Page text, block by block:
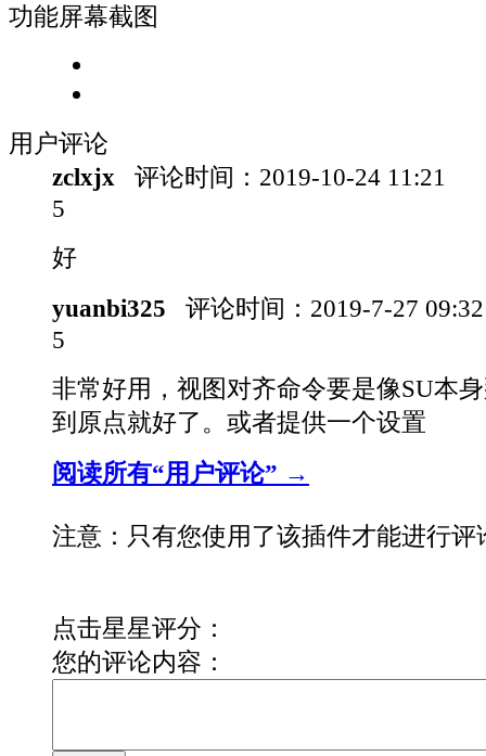
功能屏幕截图
用户评论
zclxjx
评论时间： 2019-10-24 11:21
5
好
yuanbi325
评论时间： 2019-7-27
5
非常好用，视图对齐命令要是像SU本
到原点就好了。或者提供一个设置
阅读所有“用户评论” →
注意：只有您使用了该插件才能进行评
点击星星评分：
您的评论内容：